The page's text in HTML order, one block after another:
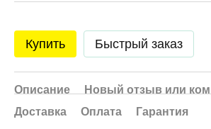
Купить Быстрый заказ
Описание Новый отзыв или
Доставка
Оплата Гарантия